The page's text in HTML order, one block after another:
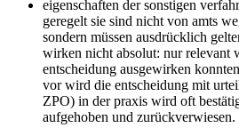
eigenschaften der sonstigen
geregelt sie sind nicht von amts
sondern müssen ausdrücklich
wirken nicht absolut: nur relevant
entscheidung ausgewirken
vor wird die entscheidung mit
ZPO) in der praxis wird oft
aufgehoben und zurückverwiesen.